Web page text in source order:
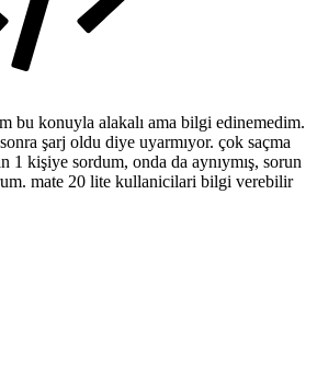
bu konuyla alakalı ama bilgi edinemedim.
şarj oldu diye uyarmıyor. çok saçma
1 kişiye sordum, onda da aynıymış, sorun
mate 20 lite kullanicilari bilgi verebilir